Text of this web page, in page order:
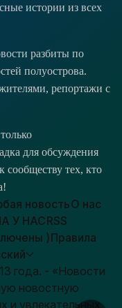
истории из всех
разбиты по
полуострова.
репортажи с
для обсуждения
сообществу тех, кто
новостьО нас
У НАСRSS
)Правила
года. - «Новости
новостную
и увлекательных